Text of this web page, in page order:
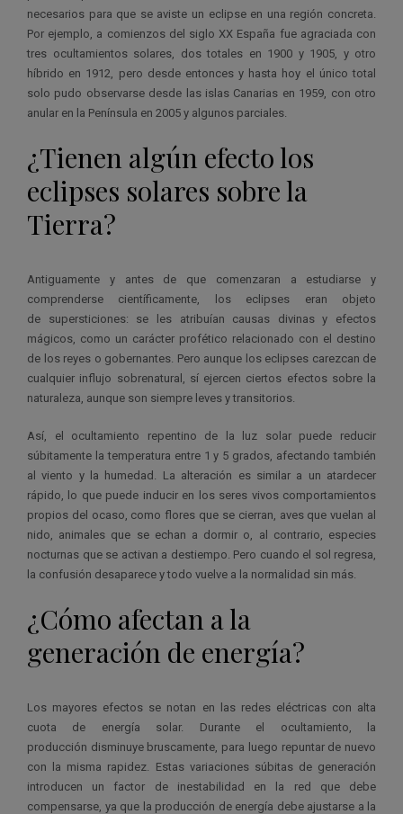
necesarios para que se aviste un eclipse en una región concreta.
Por ejemplo, a comienzos del siglo XX España fue agraciada con
tres ocultamientos solares, dos totales en 1900 y 1905, y otro
híbrido en 1912, pero desde entonces y hasta hoy el único total
solo pudo observarse desde las islas Canarias en 1959, con otro
anular en la Península en 2005 y algunos parciales.
¿Tienen algún efecto los
eclipses solares sobre la
Tierra?
Antiguamente y antes de que comenzaran a estudiarse y
comprenderse científicamente, los eclipses eran objeto
de supersticiones: se les atribuían causas divinas y efectos
mágicos, como un carácter profético relacionado con el destino
de los reyes o gobernantes. Pero aunque los eclipses carezcan de
cualquier influjo sobrenatural, sí ejercen ciertos efectos sobre la
naturaleza, aunque son siempre leves y transitorios.
Así, el ocultamiento repentino de la luz solar puede reducir
súbitamente la temperatura entre 1 y 5 grados, afectando también
al viento y la humedad. La alteración es similar a un atardecer
rápido, lo que puede inducir en los seres vivos comportamientos
propios del ocaso, como flores que se cierran, aves que vuelan al
nido, animales que se echan a dormir o, al contrario, especies
nocturnas que se activan a destiempo. Pero cuando el sol regresa,
la confusión desaparece y todo vuelve a la normalidad sin más.
¿Cómo afectan a la
generación de energía?
Los mayores efectos se notan en las redes eléctricas con alta
cuota de energía solar. Durante el ocultamiento, la
producción disminuye bruscamente, para luego repuntar de nuevo
con la misma rapidez. Estas variaciones súbitas de generación
introducen un factor de inestabilidad en la red que debe
compensarse, ya que la producción de energía debe ajustarse a la